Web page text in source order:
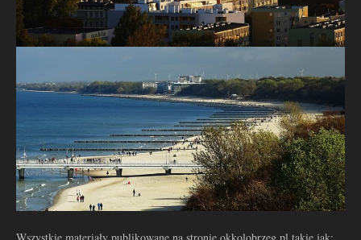
Wszystkie materiały publikowane na stronie okkolobrzeg.pl takie jak: